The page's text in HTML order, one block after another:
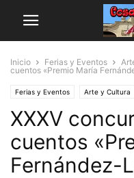
Inicio Ferias y Eventos
cuentos «Premio María
Ferias y Eventos Arte y Cultura
XXXV
cuentos
Fernández-